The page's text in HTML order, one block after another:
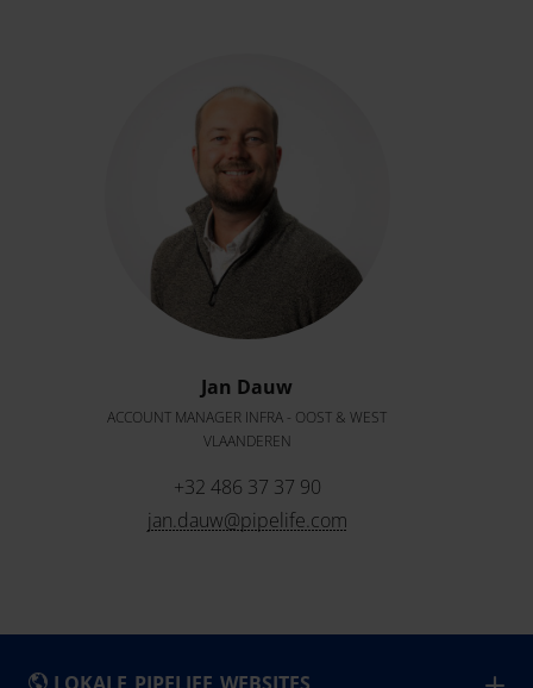
Jan Dauw
ACCOUNT MANAGER INFRA - OOST & WEST
VLAANDEREN
+32 486 37 37 90
jan.dauw@pipelife.com